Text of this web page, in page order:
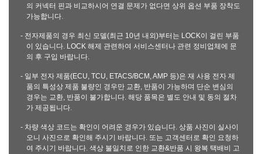
의 커넥터 핀과 비교하시어 연결 문제가 없다면 상위 옵션 부품 장착도
가능합니다.
- 전자제품의 경우 최신 모델(최근 10년 내외)부터는 LOCK이 걸린 부품
이 있습니다. LOCK 해제 관련하여 서비스센터나 관련 정비업체에 문
의 후 구입 바랍니다.
- 일부 전자 제품(ECU, TCU, ETACS/BCM, AMP 등)은 재 사용 전자 제
품의 특성상 제품 불량인 경우만 교환, 반품이 가능하며 단순 변심의
경우는 교환, 반품이 불가합니다. 해당 품목은 별도 안내 및 동의 절차
가 제공됩니다.
- 차량 색상 코드는 확인이 어려운 경우가 있습니다. 상품 사진이 실사이
오니 사진으로 확인해 주시기 바랍니다. 또는 고객센터로 확인 요청하
여 주시기 바랍니다. 색상 불일치로 인한 교환&반품 시 왕복 택배비 고